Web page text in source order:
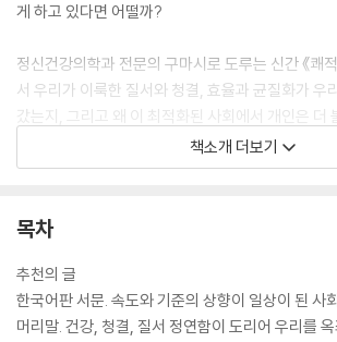
게 하고 있다면 어떨까?
정신건강의학과 전문의 구마시로 도루는 신간 《쾌
서 우리가 이룩한 질서와 청결, 효율과 균질화가 우
갔는지, 그리고 왜 이 최적화된 사회에서 개인은 더
파헤친다. 이 책은 질서와 청결을 숭상하는 일본에
일으켰으며, 서점인과 독자들이 그해 최고의 인문
개인을 억압하는 또 다른 힘으로 작동해왔다. 이제
능숙하고 효율적인 인간이 되기 위해 끊임없이 스스
정신건강, 신체건강, 청결, 저출생, 공간 설계, 의사
책소개 더보기
목차
추천의 글
한국어판 서문. 속도와 기준의 상향이 일상이 된 사회
머리말. 건강, 청결, 질서 정연함이 도리어 우리를